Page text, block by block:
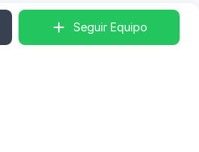
Seguir Equipo